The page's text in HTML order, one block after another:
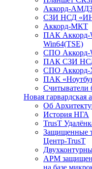
Аккорд-
СЗИ НСД
Аккорд-МКТ
ПАК Аккорд-
Win64(TSE)
СПО Аккорд-
ПАК СЗИ
СПО
ПАК
Cчитыватели
Новая гарвардская
Об
История НГА
TrusT
Защищенные
Центр-TrusT
АРМ
на базе